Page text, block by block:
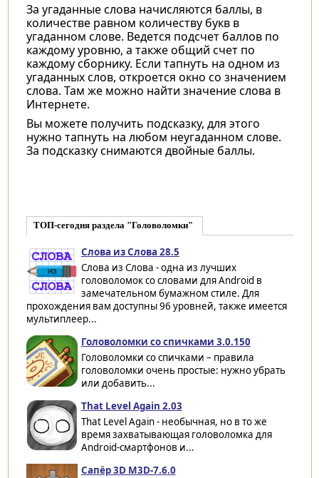
За угаданные слова начисляются баллы, в
количестве равном количеству букв в
угаданном слове. Ведется подсчет баллов по
каждому уровню, а также общий счет по
каждому сборнику. Если тапнуть на одном из
угаданных слов, откроется окно со значением
слова. Там же можно найти значение слова в
Интернете.
Вы можете получить подсказку, для этого
нужно тапнуть на любом неугаданном слове.
За подсказку снимаются двойные баллы.
ТОП-сегодня раздела "Головоломки"
Слова из Слова 28.5
Слова из Слова - одна из лучших
головоломок со словами для Android в
замечательном бумажном стиле. Для
прохождения вам доступны 96 уровней, также имеется
мультиплеер...
Головоломки со спичками 3.0.150
Головоломки со спичками – правила
головоломки очень простые: нужно убрать
или добавить...
That Level Again 2.03
That Level Again - необычная, но в то же
время захватывающая головоломка для
Android-смартфонов и...
Сапёр 3D M3D-7.6.0